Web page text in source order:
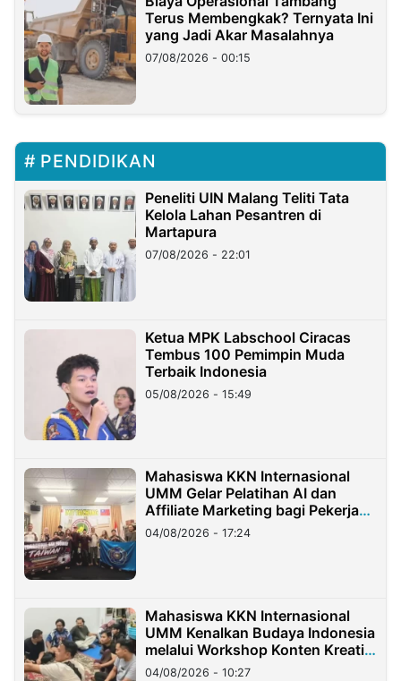
Terus Membengkak? Ternyata Ini
yang Jadi Akar Masalahnya
07/08/2026 - 00:15
PENDIDIKAN
Peneliti UIN Malang Teliti Tata
Kelola Lahan Pesantren di
Martapura
07/08/2026 - 22:01
Ketua MPK Labschool Ciracas
Tembus 100 Pemimpin Muda
Terbaik Indonesia
05/08/2026 - 15:49
Mahasiswa KKN Internasional
UMM Gelar Pelatihan AI dan
Affiliate Marketing bagi Pekerja
Migran Indonesia di Taiwan
04/08/2026 - 17:24
Mahasiswa KKN Internasional
UMM Kenalkan Budaya Indonesia
melalui Workshop Konten Kreatif
di Taiwan
04/08/2026 - 10:27